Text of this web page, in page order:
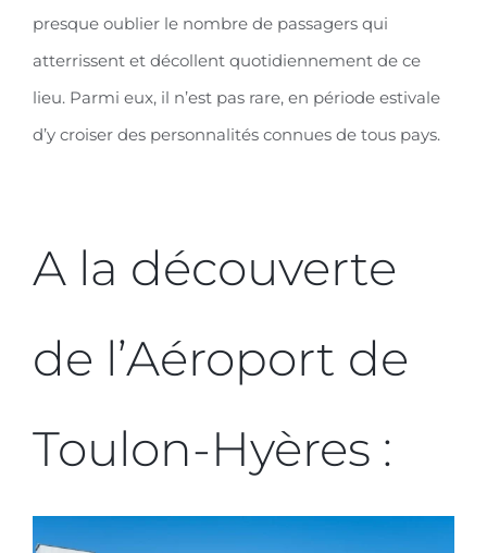
presque oublier le nombre de passagers qui
atterrissent et décollent quotidiennement de ce
lieu. Parmi eux, il n’est pas rare, en période estivale
d’y croiser des personnalités connues de tous pays.
A la découverte
de l’Aéroport de
Toulon-Hyères :